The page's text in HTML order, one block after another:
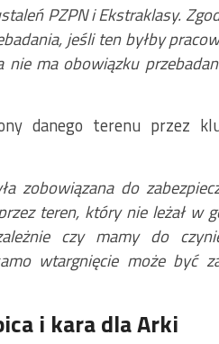
PZPN i Ekstraklasy.
jeśli ten byłby
nie ma obowiązku
danego terenu przez
zobowiązana do
teren, który nie leżał w
czy mamy do
wtargnięcie może być
i kara dla Arki